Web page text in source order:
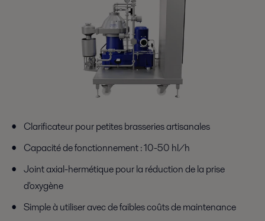
Clarificateur pour petites brasseries artisanales
Capacité de fonctionnement : 10-50 hl/h
Joint axial-hermétique pour la réduction de la prise
d'oxygène
Simple à utiliser avec de faibles coûts de maintenance